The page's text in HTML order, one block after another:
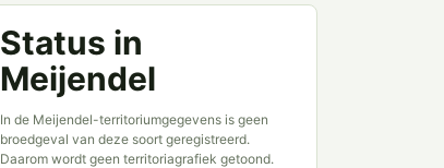
Status in
Meijendel
In de Meijendel-territoriumgegevens is geen
broedgeval van deze soort geregistreerd.
Daarom wordt geen territoriagrafiek getoond.